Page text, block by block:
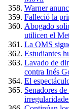
Warner
Falleció la
Abogado
utilicen el
La OMS
Estudiantes
Lavado de
contra Inés
El
Senadores